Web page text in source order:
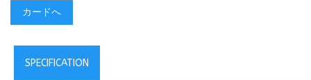
カードへ
SPECIFICATION